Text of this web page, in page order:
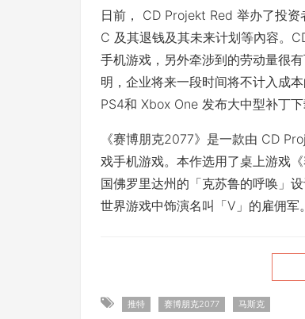
日前， CD Projekt Red 举办了投
C 及其退钱及其未来计划等內容。
手机游戏，另外牵涉到的劳动量很
明，企业将来一段时间将不计入成
PS4和 Xbox One 发布大中型补丁
《赛博朋克2077》是一款由 CD
戏手机游戏。本作选用了桌上游戏
国佛罗里达州的「克苏鲁的呼唤」
世界游戏中饰演名叫「V」的雇佣军。
推特 赛博朋克2077 马斯克